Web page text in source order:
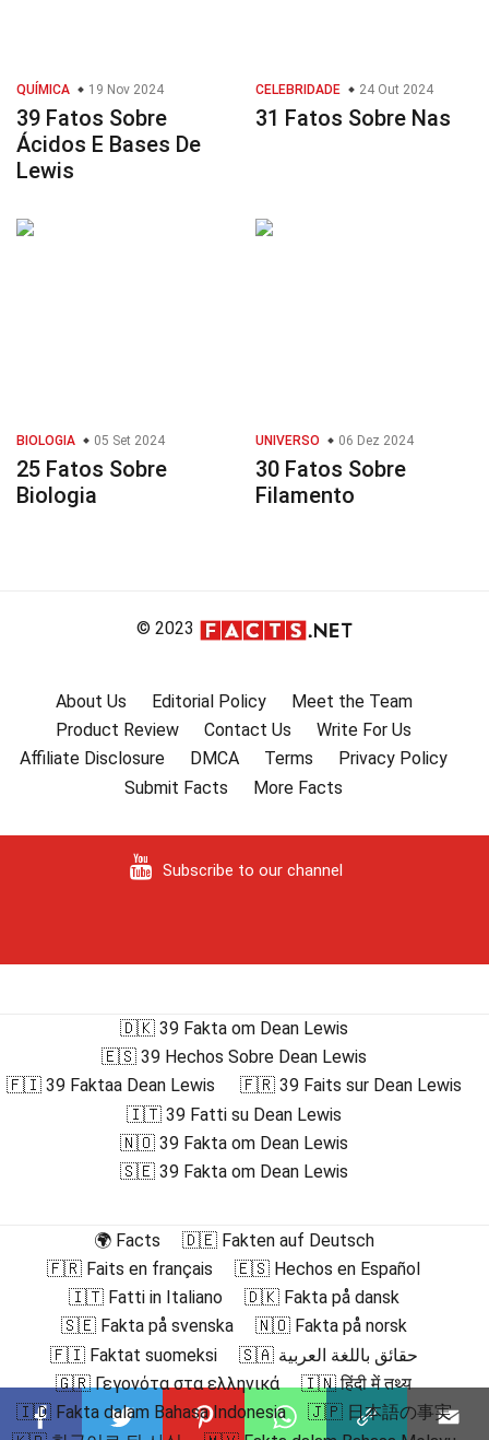
QUÍMICA 19 Nov 2024
39 Fatos Sobre
Ácidos E Bases De
Lewis
CELEBRIDADE 24 Out 2024
31 Fatos Sobre Nas
BIOLOGIA 05 Set 2024
25 Fatos Sobre
Biologia
UNIVERSO 06 Dez 2024
30 Fatos Sobre
Filamento
© 2023
About Us Editorial Policy
Meet the Team
Product Review
Contact Us
Write For Us
Affiliate Disclosure
DMCA Terms
Privacy Policy
Submit Facts
More Facts
Subscribe to our channel
🇩🇰 39 Fakta om Dean Lewis
🇪🇸 39 Hechos Sobre Dean Lewis
🇫🇮 39 Faktaa Dean Lewis
🇫🇷 39 Faits sur Dean Lewis
🇮🇹 39 Fatti su Dean Lewis
🇳🇴 39 Fakta om Dean Lewis
🇸🇪 39 Fakta om Dean Lewis
🌍 Facts
🇩🇪 Fakten auf Deutsch
🇫🇷 Faits en français
🇪🇸 Hechos en Español
🇮🇹 Fatti in Italiano
🇩🇰 Fakta på dansk
🇸🇪 Fakta på svenska
🇳🇴 Fakta på norsk
🇫🇮 Faktat suomeksi
🇸🇦 حقائق باللغة العربية
🇬🇷 Γεγονότα στα ελληνικά
🇮🇳 हिंदी में तथ्य
🇮🇩 Fakta dalam Bahasa Indonesia
🇯🇵 日本語の事実